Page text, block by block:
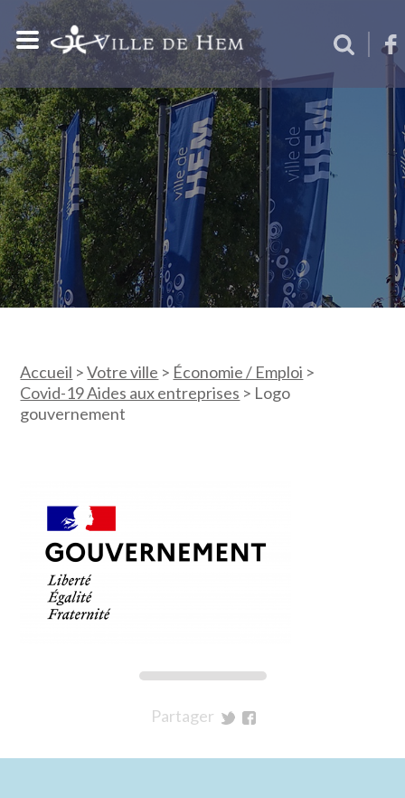
Accueil >Votre ville > Économie / Emploi >
Covid-19 Aides aux entreprises > Logo
gouvernement
Partager
Twitter
Facebook